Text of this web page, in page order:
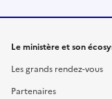
Le ministère et son
Les grands rendez-vous
Partenaires